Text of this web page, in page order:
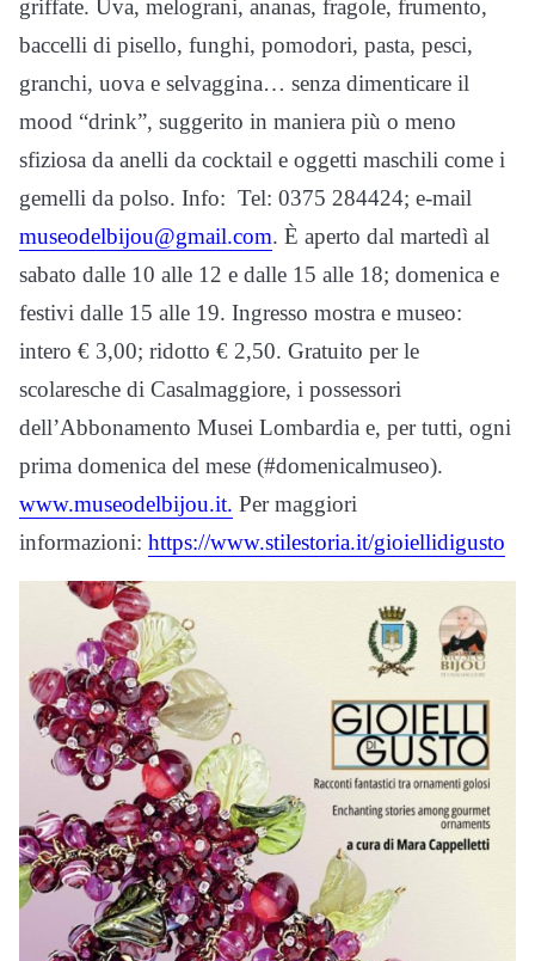
griffate. Uva, melograni, ananas, fragole, frumento,
baccelli di pisello, funghi, pomodori, pasta, pesci,
granchi, uova e selvaggina… senza dimenticare il
mood “drink”, suggerito in maniera più o meno
sfiziosa da anelli da cocktail e oggetti maschili come i
gemelli da polso. Info: Tel: 0375 284424; e-mail
museodelbijou@gmail.com. È aperto dal martedì al
sabato dalle 10 alle 12 e dalle 15 alle 18; domenica e
festivi dalle 15 alle 19. Ingresso mostra e museo:
intero € 3,00; ridotto € 2,50. Gratuito per le
scolaresche di Casalmaggiore, i possessori
dell’Abbonamento Musei Lombardia e, per tutti, ogni
prima domenica del mese (#domenicalmuseo).
www.museodelbijou.it. Per maggiori
informazioni: https://www.stilestoria.it/gioiellidigusto